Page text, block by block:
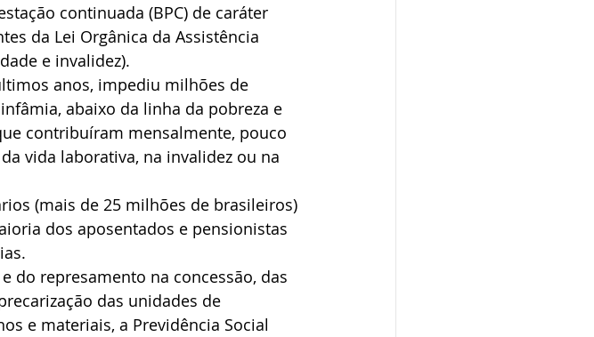
continuada (BPC) de caráter
da Lei Orgânica da Assistência
e invalidez).
anos, impediu milhões de
abaixo da linha da pobreza e
contribuíram mensalmente, pouco
vida laborativa, na invalidez ou na
(mais de 25 milhões de brasileiros)
dos aposentados e pensionistas
do represamento na concessão, das
das unidades de
e materiais, a Previdência Social